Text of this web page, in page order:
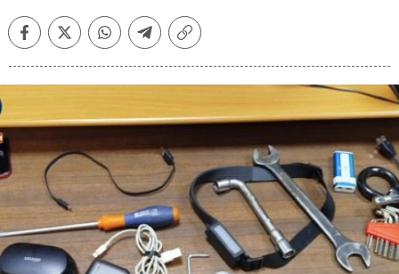
FacebookTwitterWhatsappTelegramCopiar